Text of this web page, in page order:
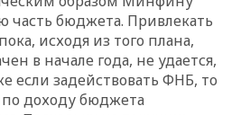
часть бюджета. Привлекать
исходя из того плана,
в начале года, не удается,
если задействовать ФНБ, то
по доходу бюджета